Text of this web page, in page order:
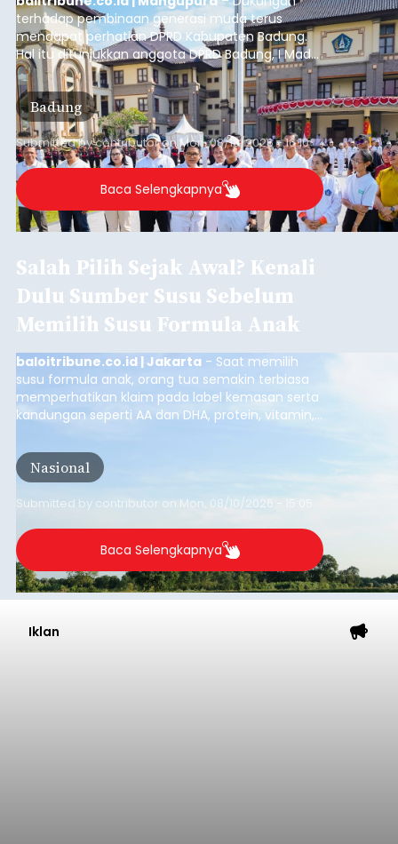
Baca Selengkapnya
Iklan
Iklan